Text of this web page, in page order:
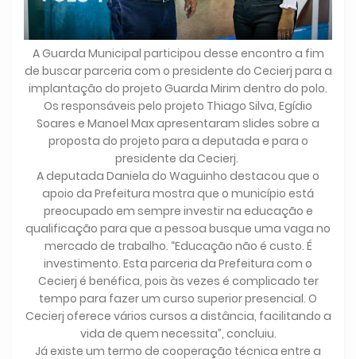
A Guarda Municipal participou desse encontro a fim
de buscar parceria com o presidente do Cecierj para a
implantação do projeto Guarda Mirim dentro do polo.
Os responsáveis pelo projeto Thiago Silva, Egídio
Soares e Manoel Max apresentaram slides sobre a
proposta do projeto para a deputada e para o
presidente da Cecierj.
A deputada Daniela do Waguinho destacou que o
apoio da Prefeitura mostra que o município está
preocupado em sempre investir na educação e
qualificação para que a pessoa busque uma vaga no
mercado de trabalho. “Educação não é custo. É
investimento. Esta parceria da Prefeitura com o
Cecierj é benéfica, pois às vezes é complicado ter
tempo para fazer um curso superior presencial. O
Cecierj oferece vários cursos a distância, facilitando a
vida de quem necessita”, concluiu.
Já existe um termo de cooperação técnica entre a